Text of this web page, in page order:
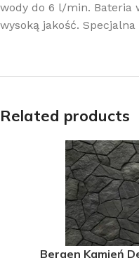
wody do 6 l/min. Bateria
wysoką jakość.
Related products
Bergen Kamień